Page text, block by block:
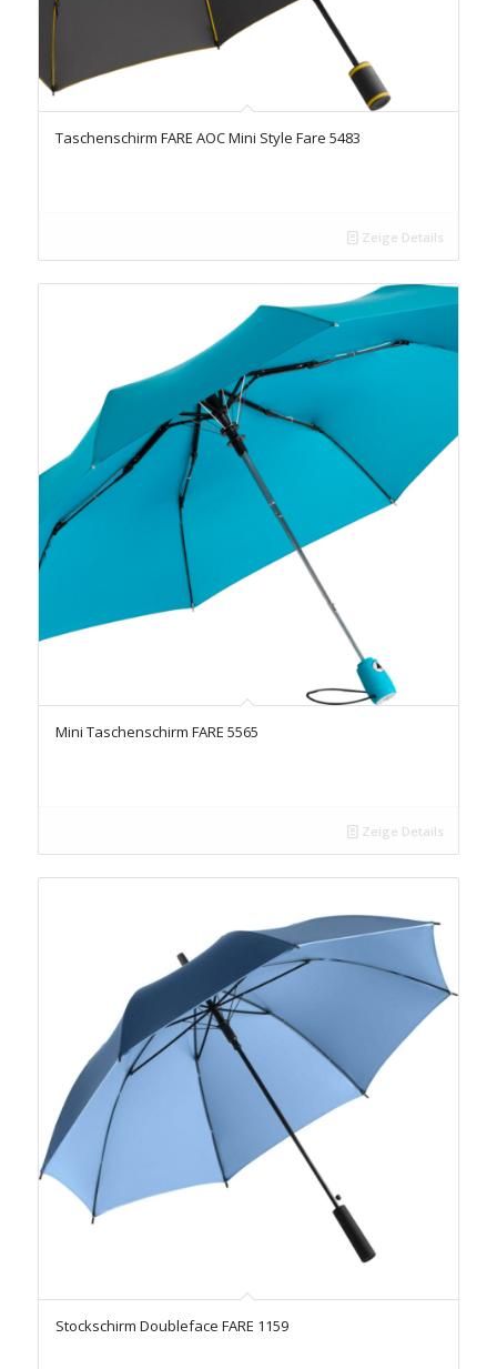
Taschenschirm FARE AOC Mini Style Fare 5483
Zeige Details
Mini Taschenschirm FARE 5565
Zeige Details
Stockschirm Doubleface FARE 1159